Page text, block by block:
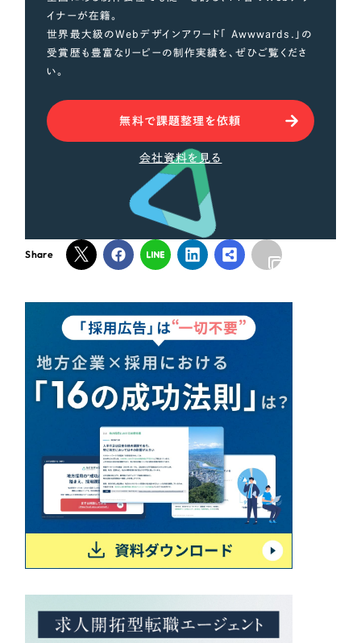
イナーが在籍。
世界最大級のWebデザインアワード「 Awwwards.」の
受賞歴も豊富なリーピーの制作実績を、ぜひご覧くださ
い。
無料で課題整理を依頼
会社資料を見る
Share